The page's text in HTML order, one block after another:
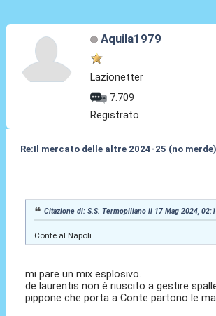
Aquila1979
Lazionetter
7.709
Registrato
Re:Il mercato delle altre 2024-25 (no merde)
Citazione di: S.S. Termopiliano il 17 Mag 2024,
Conte al Napoli
mi pare un mix esplosivo.
de laurentis non è riuscito a gestire
pippone che porta a Conte partono le